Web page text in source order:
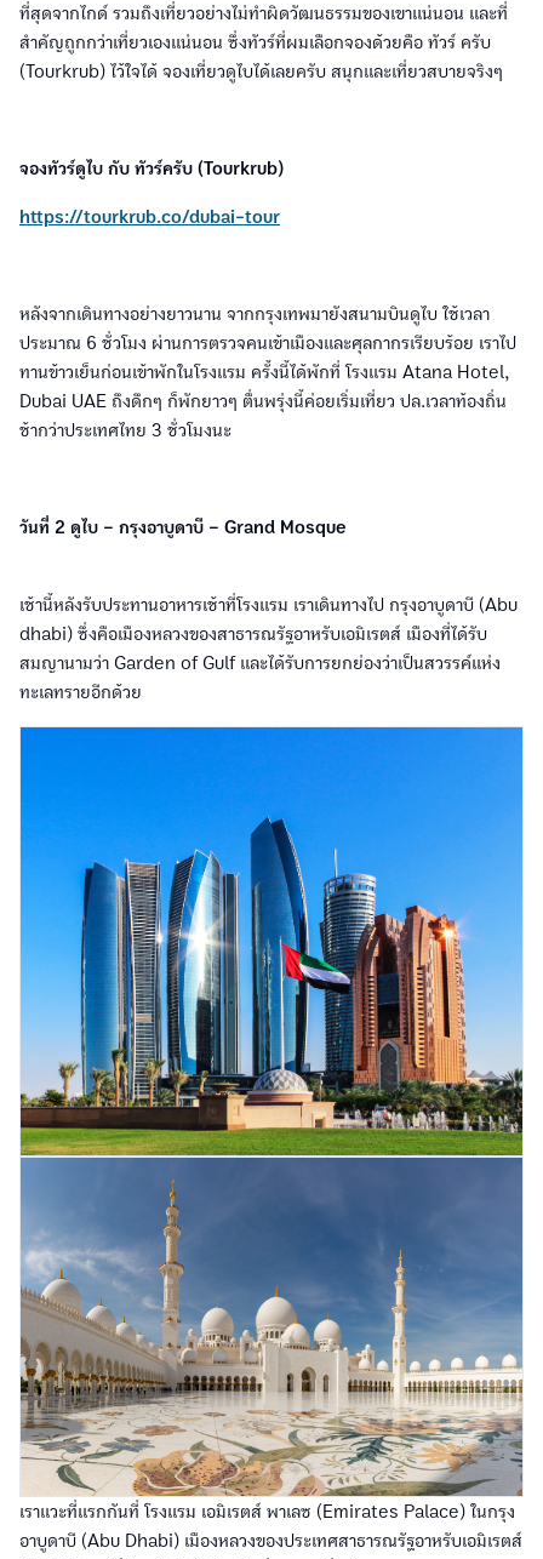
ที่สุดจากไกด์ รวมถึงเที่ยวอย่างไม่ทำผิดวัฒนธรรมของเขาแน่นอน และที่
สำคัญถูกกว่าเที่ยวเองแน่นอน ซึ่งทัวร์ที่ผมเลือกจองด้วยคือ ทัวร์ ครับ
(Tourkrub) ไว้ใจได้ จองเที่ยวดูไบได้เลยครับ สนุกและเที่ยวสบายจริงๆ
จองทัวร์ดูไบ กับ ทัวร์ครับ (Tourkrub)
https://tourkrub.co/dubai-tour
หลังจากเดินทางอย่างยาวนาน จากกรุงเทพมายังสนามบินดูไบ ใช้เวลา
ประมาณ 6 ชั่วโมง ผ่านการตรวจคนเข้าเมืองและศุลกากรเรียบร้อย เราไป
ทานข้าวเย็นก่อนเข้าพักในโรงแรม ครั้งนี้ได้พักที่ โรงแรม Atana Hotel,
Dubai UAE ถึงดึกๆ ก็พักยาวๆ ตื่นพรุ่งนี้ค่อยเริ่มเที่ยว ปล.เวลาท้องถิ่น
ช้ากว่าประเทศไทย 3 ชั่วโมงนะ
วันที่ 2 ดูไบ – กรุงอาบูดาบี – Grand Mosque
เช้านี้หลังรับประทานอาหารเช้าที่โรงแรม เราเดินทางไป กรุงอาบูดาบี (Abu
dhabi) ซึ่งคือเมืองหลวงของสาธารณรัฐอาหรับเอมิเรตส์ เมืองที่ได้รับ
สมญานามว่า Garden of Gulf และได้รับการยกย่องว่าเป็นสวรรค์แห่ง
ทะเลทรายอีกด้วย
เราแวะที่แรกกันที่ โรงแรม เอมิเรตส์ พาเลซ (Emirates Palace) ในกรุง
อาบูดาบี (Abu Dhabi) เมืองหลวงของประเทศสาธารณรัฐอาหรับเอมิเรตส์